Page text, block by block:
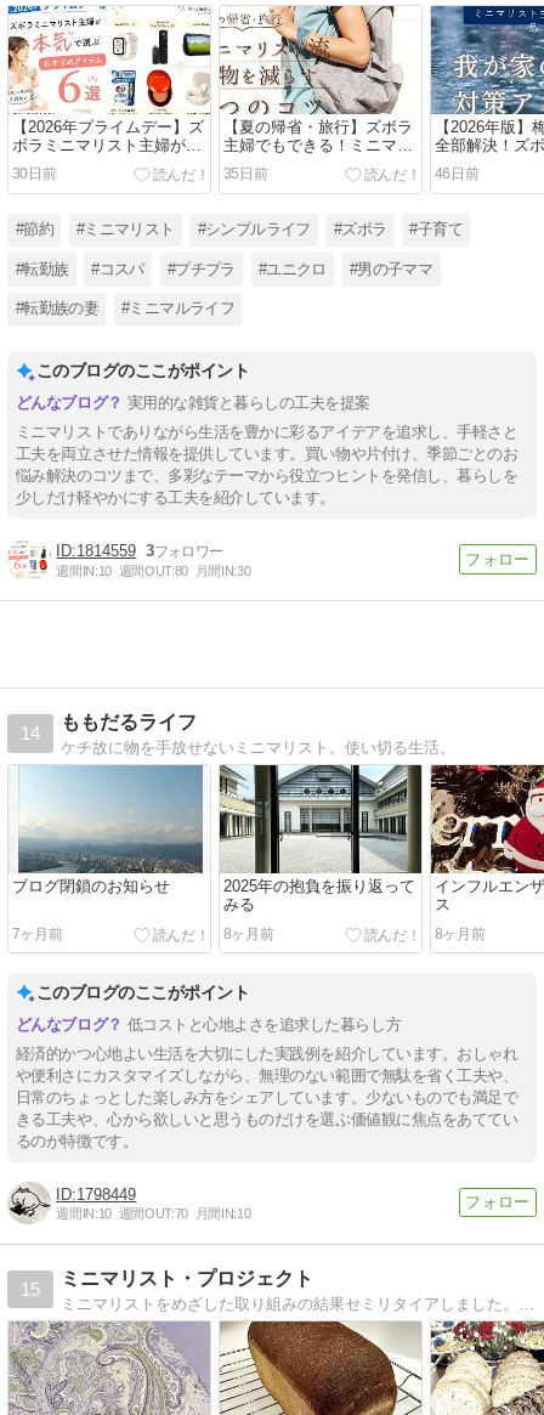
【2026年プライムデー】ズ
ボラミニマリスト主婦が本
気で選ぶおすすめアイテム
8選
30日前
【夏の帰省・旅行】ズボラ
主婦でもできる！ミニマリ
スト流荷物を減らす6つの
コツ
35日前
【2026年版】
全部解決！ズ
スト主婦が本
る梅雨対策ア
46日前
#節約 #ミニマリスト #シンプルライフ #ズボラ #子育て
#転勤族 #コスパ #プチプラ #ユニクロ #男の子ママ
#転勤族の妻 #ミニマルライフ
このブログのここがポイント
実用的な雑貨と暮らしの工夫を提案
ミニマリストでありながら生活を豊かに彩るアイデアを追求し、手軽さと
工夫を両立させた情報を提供しています。買い物や片付け、季節ごとのお
悩み解決のコツまで、多彩なテーマから役立つヒントを発信し、暮らしを
少しだけ軽やかにする工夫を紹介しています。
1814559 3
週間IN:10 週間OUT:80 月間IN:30
14
ももだるライフ
ケチ故に物を手放せないミニマリスト。使い切る生活。
ブログ閉鎖のお知らせ
7ヶ月前
2025年の抱負を振り返って
みる
8ヶ月前
インフルエン
ス
8ヶ月前
このブログのここがポイント
低コストと心地よさを追求した暮らし方
経済的かつ心地よい生活を大切にした実践例を紹介しています。おしゃれ
や便利さにカスタマイズしながら、無理のない範囲で無駄を省く工夫や、
日常のちょっとした楽しみ方をシェアしています。少ないものでも満足で
きる工夫や、心から欲しいと思うものだけを選ぶ価値観に焦点をあててい
るのが特徴です。
1798449
週間IN:10 週間OUT:70 月間IN:10
15
ミニマリスト・プロジェクト